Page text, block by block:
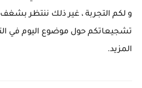
و لكم التجربة ، غير ذلك ننتظر
تشجيعاتكم حول موضوع اليوم في
المزيد.